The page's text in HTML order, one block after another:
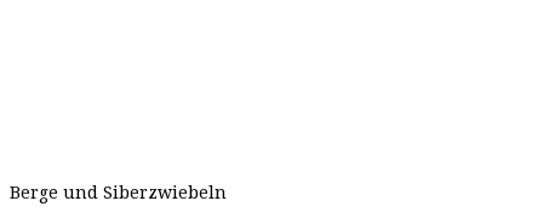
Berge und Siberzwiebeln